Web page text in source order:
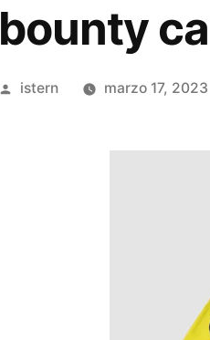
bounty
Publicado
istern marzo 17, 2023